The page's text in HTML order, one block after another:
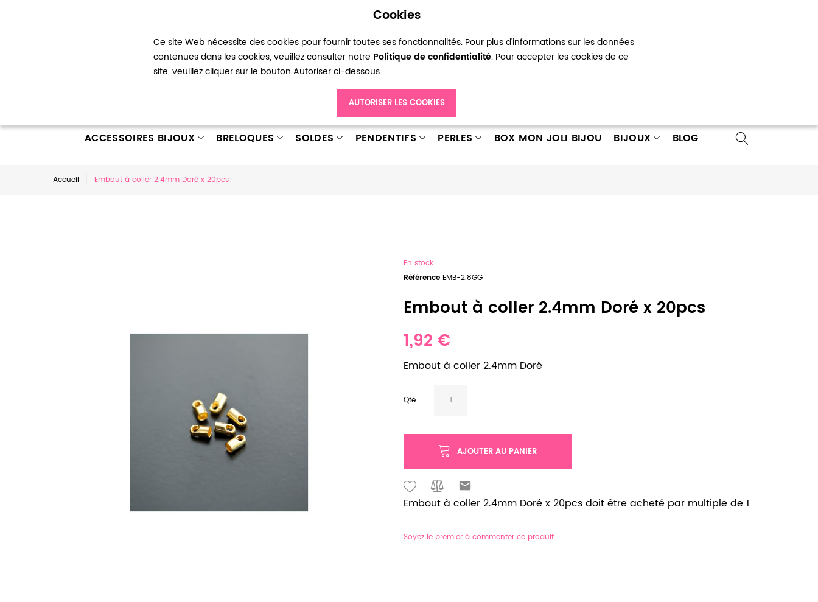
Cookies
Ce site Web nécessite des cookies pour fournir toutes ses fonctionnalités. Pour plus d'informations sur les données
contenues dans les cookies, veuillez consulter notre Politique de confidentialité. Pour accepter les cookies de ce
site, veuillez cliquer sur le bouton Autoriser ci-dessous.
AUTORISER LES COOKIES
Mon compte Ma liste d’envies Connexion Créer un compte
ACCESSOIRES BIJOUX BRELOQUES SOLDES PENDENTIFS PERLES BOX MON JOLI BIJOU BIJOUX BLOG
Accueil Embout à coller 2.4mm Doré x 20pcs
En stock
Référence EMB-2.8GG
Embout à coller 2.4mm Doré x 20pcs
1,92 €
Embout à coller 2.4mm Doré
Qté
AJOUTER AU PANIER
Embout à coller 2.4mm Doré x 20pcs doit être acheté par multiple de 1
Soyez le premier à commenter ce produit